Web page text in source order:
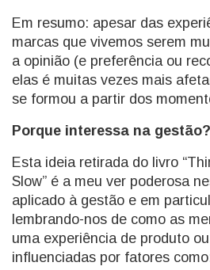
Em resumo: apesar das
marcas que vivemos serem
a opinião (e preferência ou
elas é muitas vezes mais
se formou a partir dos
Porque interessa na gestão?
Esta ideia retirada do livro
Slow” é a meu ver poderosa
aplicado à gestão e em
lembrando-nos de como as
uma experiência de produto
influenciadas por fatores